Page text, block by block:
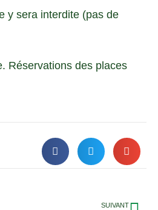
y sera interdite (pas de
Réservations des places
SUIVANT